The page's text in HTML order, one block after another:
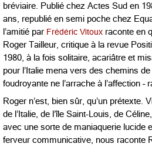
bréviaire. Publié chez Actes Sud en
ans, republié en semi poche chez
l’amitié par Frédéric Vitoux raconte en
Roger Tailleur, critique à la revue
1980, à la fois solitaire, acariâtre et
pour l’Italie mena vers des chemins
foudroyante ne l’arrache à l’affection –
Roger n’est, bien sûr, qu’un prétexte.
de l’Italie, de l’île Saint-Louis, de
avec une sorte de maniaquerie lucide
ferveur communicative, nous raconte